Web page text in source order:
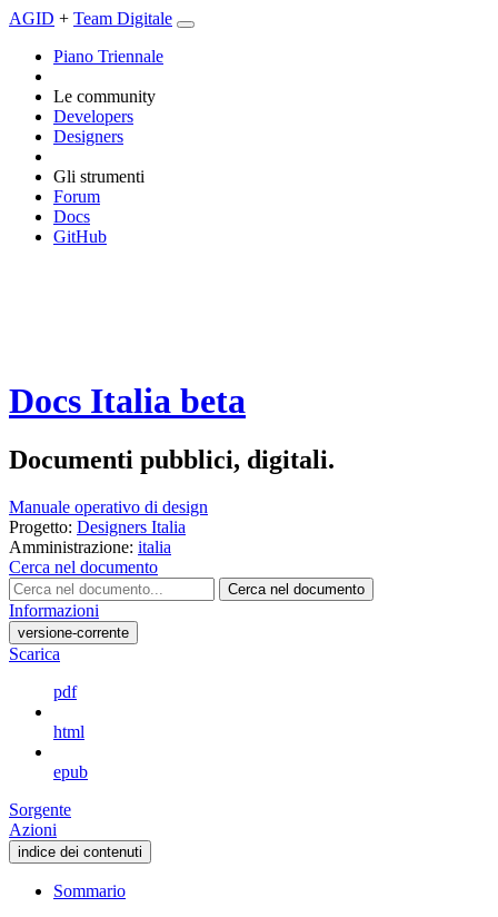
AGID + Team Digitale
Piano Triennale
Le community
Developers
Designers
Gli strumenti
Forum
Docs
GitHub
Docs Italia beta
Documenti pubblici, digitali.
Manuale operativo di design
Progetto: Designers Italia
Amministrazione: italia
Cerca nel documento
Cerca nel documento
Informazioni
versione-corrente
Scarica
pdf
html
epub
Sorgente
Azioni
indice dei contenuti
Sommario